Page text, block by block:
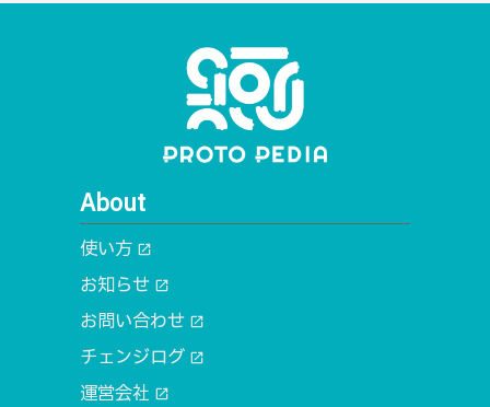
About
使い方 open_in_new
お知らせ open_in_new
お問い合わせ open_in_new
チェンジログ open_in_new
運営会社 open_in_new